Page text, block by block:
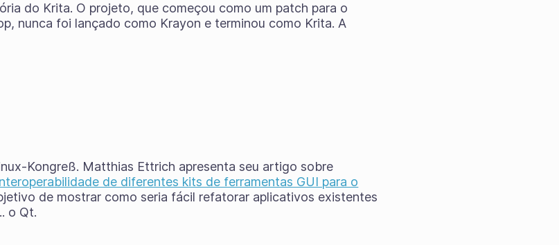
do Krita. O projeto, que começou como um patch para o
nunca foi lançado como Krayon e terminou como Krita. A
Kongreß. Matthias Ettrich apresenta seu artigo sobre
de diferentes kits de ferramentas GUI para o
de mostrar como seria fácil refatorar aplicativos existentes
o Qt.